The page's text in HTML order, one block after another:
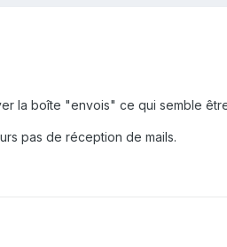
la boîte "envois" ce qui semble
pas de réception de mails.